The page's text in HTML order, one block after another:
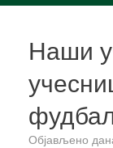
Наши
Објављено